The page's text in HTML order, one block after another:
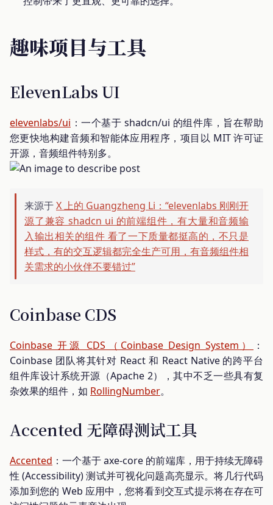
趣味项目与工具
ElevenLabs UI
elevenlabs/ui ：一个基于 shadcn/ui 的组件库，旨在帮助
您更快地构建音频和智能体应用程序，项目以 MIT 许可证
开源，音频组件特别多。
来源于X 上的 Guangzheng Li：“elevenlabs 刚刚开
源了兼容 shadcn ui 的前端组件，有大量和音频输
入输出相关的组件 看了一下质量都挺高的，不只是
样式，有的交互逻辑都完全生产可用，有音频组件相
关需求的小伙伴不要错过”
Coinbase CDS
Coinbase 开源 CDS（Coinbase Design System）
：
Coinbase 团队将其针对 React 和 React Native 的跨平台
组件库设计系统开源（Apache 2），其中不乏一些具有复
杂效果的组件，如 RollingNumber。
Accented 无障碍测试工具
Accented ：一个基于 axe-core 的前端库，用于持续无障碍
性 (Accessibility) 测试并可视化问题高亮显示。将几行代码
添加到您的 Web 应用中，您将看到交互式提示将在存在可